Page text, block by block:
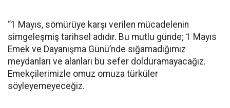
“1 Mayıs, sömürüye karşı verilen mücadelenin
simgeleşmiş tarihsel adıdır. Bu mutlu günde; 1 Mayıs
Emek ve Dayanışma Günü’nde sığamadığımız
meydanları ve alanları bu sefer dolduramayacağız.
Emekçilerimizle omuz omuza türküler
söyleyemeyeceğiz.